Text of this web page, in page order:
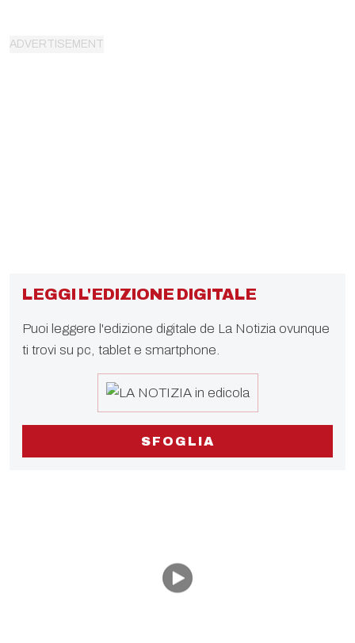
LEGGI L'EDIZIONE DIGITALE
Puoi leggere l'edizione digitale de La Notizia ovunque
ti trovi su pc, tablet e smartphone.
SFOGLIA